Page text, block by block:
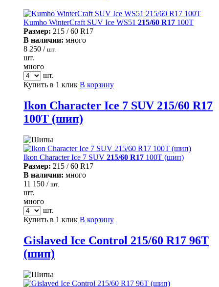
Kumho WinterCraft SUV Ice WS51 215/60 R17 100T
Размер: 215 / 60 R17
В наличии: много
8 250 / шт.
шт.
много
шт.
Купить в 1 клик В корзину
Ikon Character Ice 7 SUV 215/60 R17
100T (шип)
Ikon Character Ice 7 SUV 215/60 R17 100T (шип)
Размер: 215 / 60 R17
В наличии: много
11 150 / шт.
шт.
много
шт.
Купить в 1 клик В корзину
Gislaved Ice Control 215/60 R17 96T
(шип)